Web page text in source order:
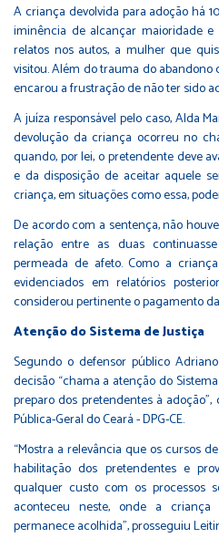
A criança devolvida para adoção há
iminência de alcançar maioridade
relatos nos autos, a mulher que
visitou. Além do trauma do abandono
encarou a frustração de não ter sido
A juíza responsável pelo caso, Alda
devolução da criança ocorreu no
quando, por lei, o pretendente deve
e da disposição de aceitar aquele
criança, em situações como essa,
De acordo com a sentença, não
relação entre as duas
permeada de afeto. Como a
evidenciados em relatórios
considerou pertinente o pagamento
Atenção do Sistema de Justiça
Segundo o defensor público
decisão “chama a atenção do
preparo dos pretendentes à
Pública-Geral do Ceará - DPG-CE.
“Mostra a relevância que os cursos
habilitação dos pretendentes e
qualquer custo com os processos
aconteceu neste, onde a
permanece acolhida”, prosseguiu